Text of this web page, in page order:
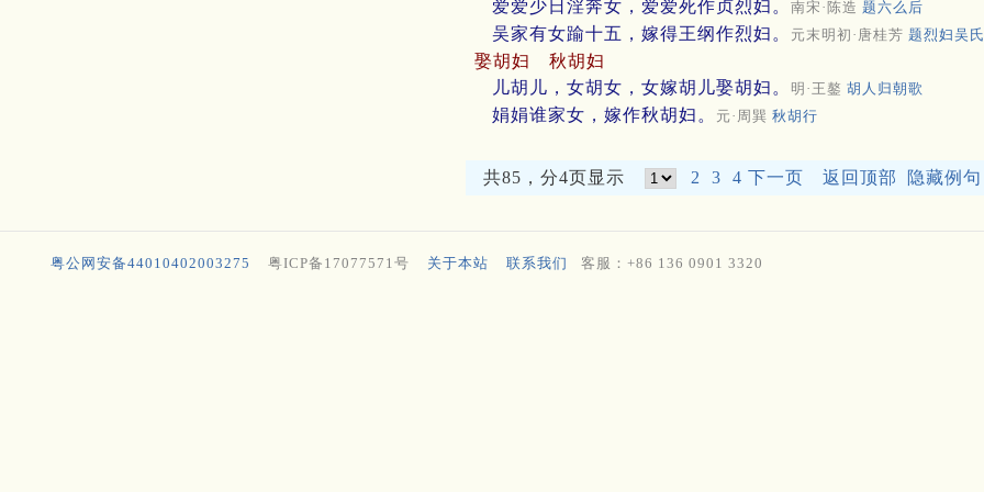
爱爱少日淫奔女，爱爱死作贞烈妇。 南宋·陈造 题六么后
吴家有女踰十五，嫁得王纲作烈妇。 元末明初·唐桂芳 题烈妇吴氏
娶胡妇
秋胡妇
儿胡儿，女胡女，女嫁胡儿娶胡妇。
明·王鏊 胡人归朝歌
娟娟谁家女，嫁作秋胡妇。 元·周巽 秋胡行
共85，分4页显示 2 3 4 下一页 返回顶部 隐藏例句
粤公网安备44010402003275 粤ICP备17077571号 关于本站 联系我们 客服：+86 136 0901 3320